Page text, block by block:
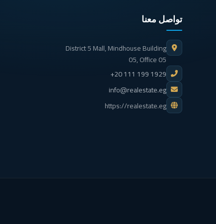
تواصل معنا
District 5 Mall, Mindhouse Building
05, Office 05
+20 111 199 1929
info@realestate.eg
https://realestate.eg